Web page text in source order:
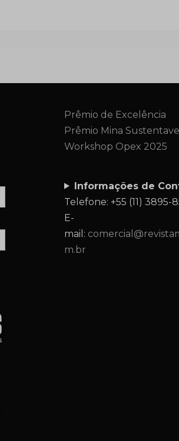
Prêmio de Excelência
Prêmio Mina Sustentavel
Workshop Opex 2025
Informações de
Telefone: +55 (11) 3895-
E-
mail:
m.br